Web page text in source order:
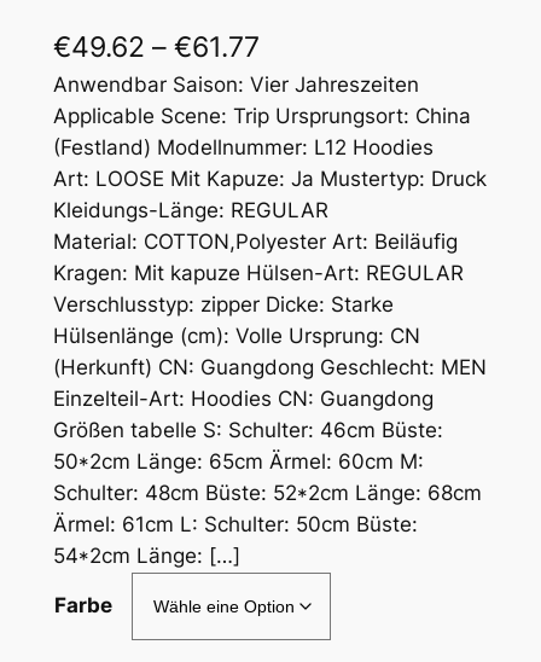
€49.62 – €61.77
Anwendbar Saison: Vier Jahreszeiten
Applicable Scene: Trip Ursprungsort: China
(Festland) Modellnummer: L12 Hoodies
Art: LOOSE Mit Kapuze: Ja Mustertyp: Druck
Kleidungs-Länge: REGULAR
Material: COTTON,Polyester Art: Beiläufig
Kragen: Mit kapuze Hülsen-Art: REGULAR
Verschlusstyp: zipper Dicke: Starke
Hülsenlänge (cm): Volle Ursprung: CN
(Herkunft) CN: Guangdong Geschlecht: MEN
Einzelteil-Art: Hoodies CN: Guangdong
Größen tabelle S: Schulter: 46cm Büste:
50*2cm Länge: 65cm Ärmel: 60cm M:
Schulter: 48cm Büste: 52*2cm Länge: 68cm
Ärmel: 61cm L: Schulter: 50cm Büste:
54*2cm Länge: […]
Farbe